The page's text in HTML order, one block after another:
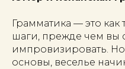
Грамматика — это как
шаги, прежде чем вы
импровизировать. Но
основы, веселье